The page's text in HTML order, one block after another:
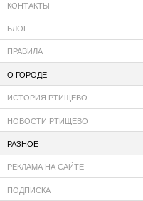
КОНТАКТЫ
БЛОГ
ПРАВИЛА
О ГОРОДЕ
ИСТОРИЯ РТИЩЕВО
НОВОСТИ РТИЩЕВО
РАЗНОЕ
РЕКЛАМА НА САЙТЕ
ПОДПИСКА